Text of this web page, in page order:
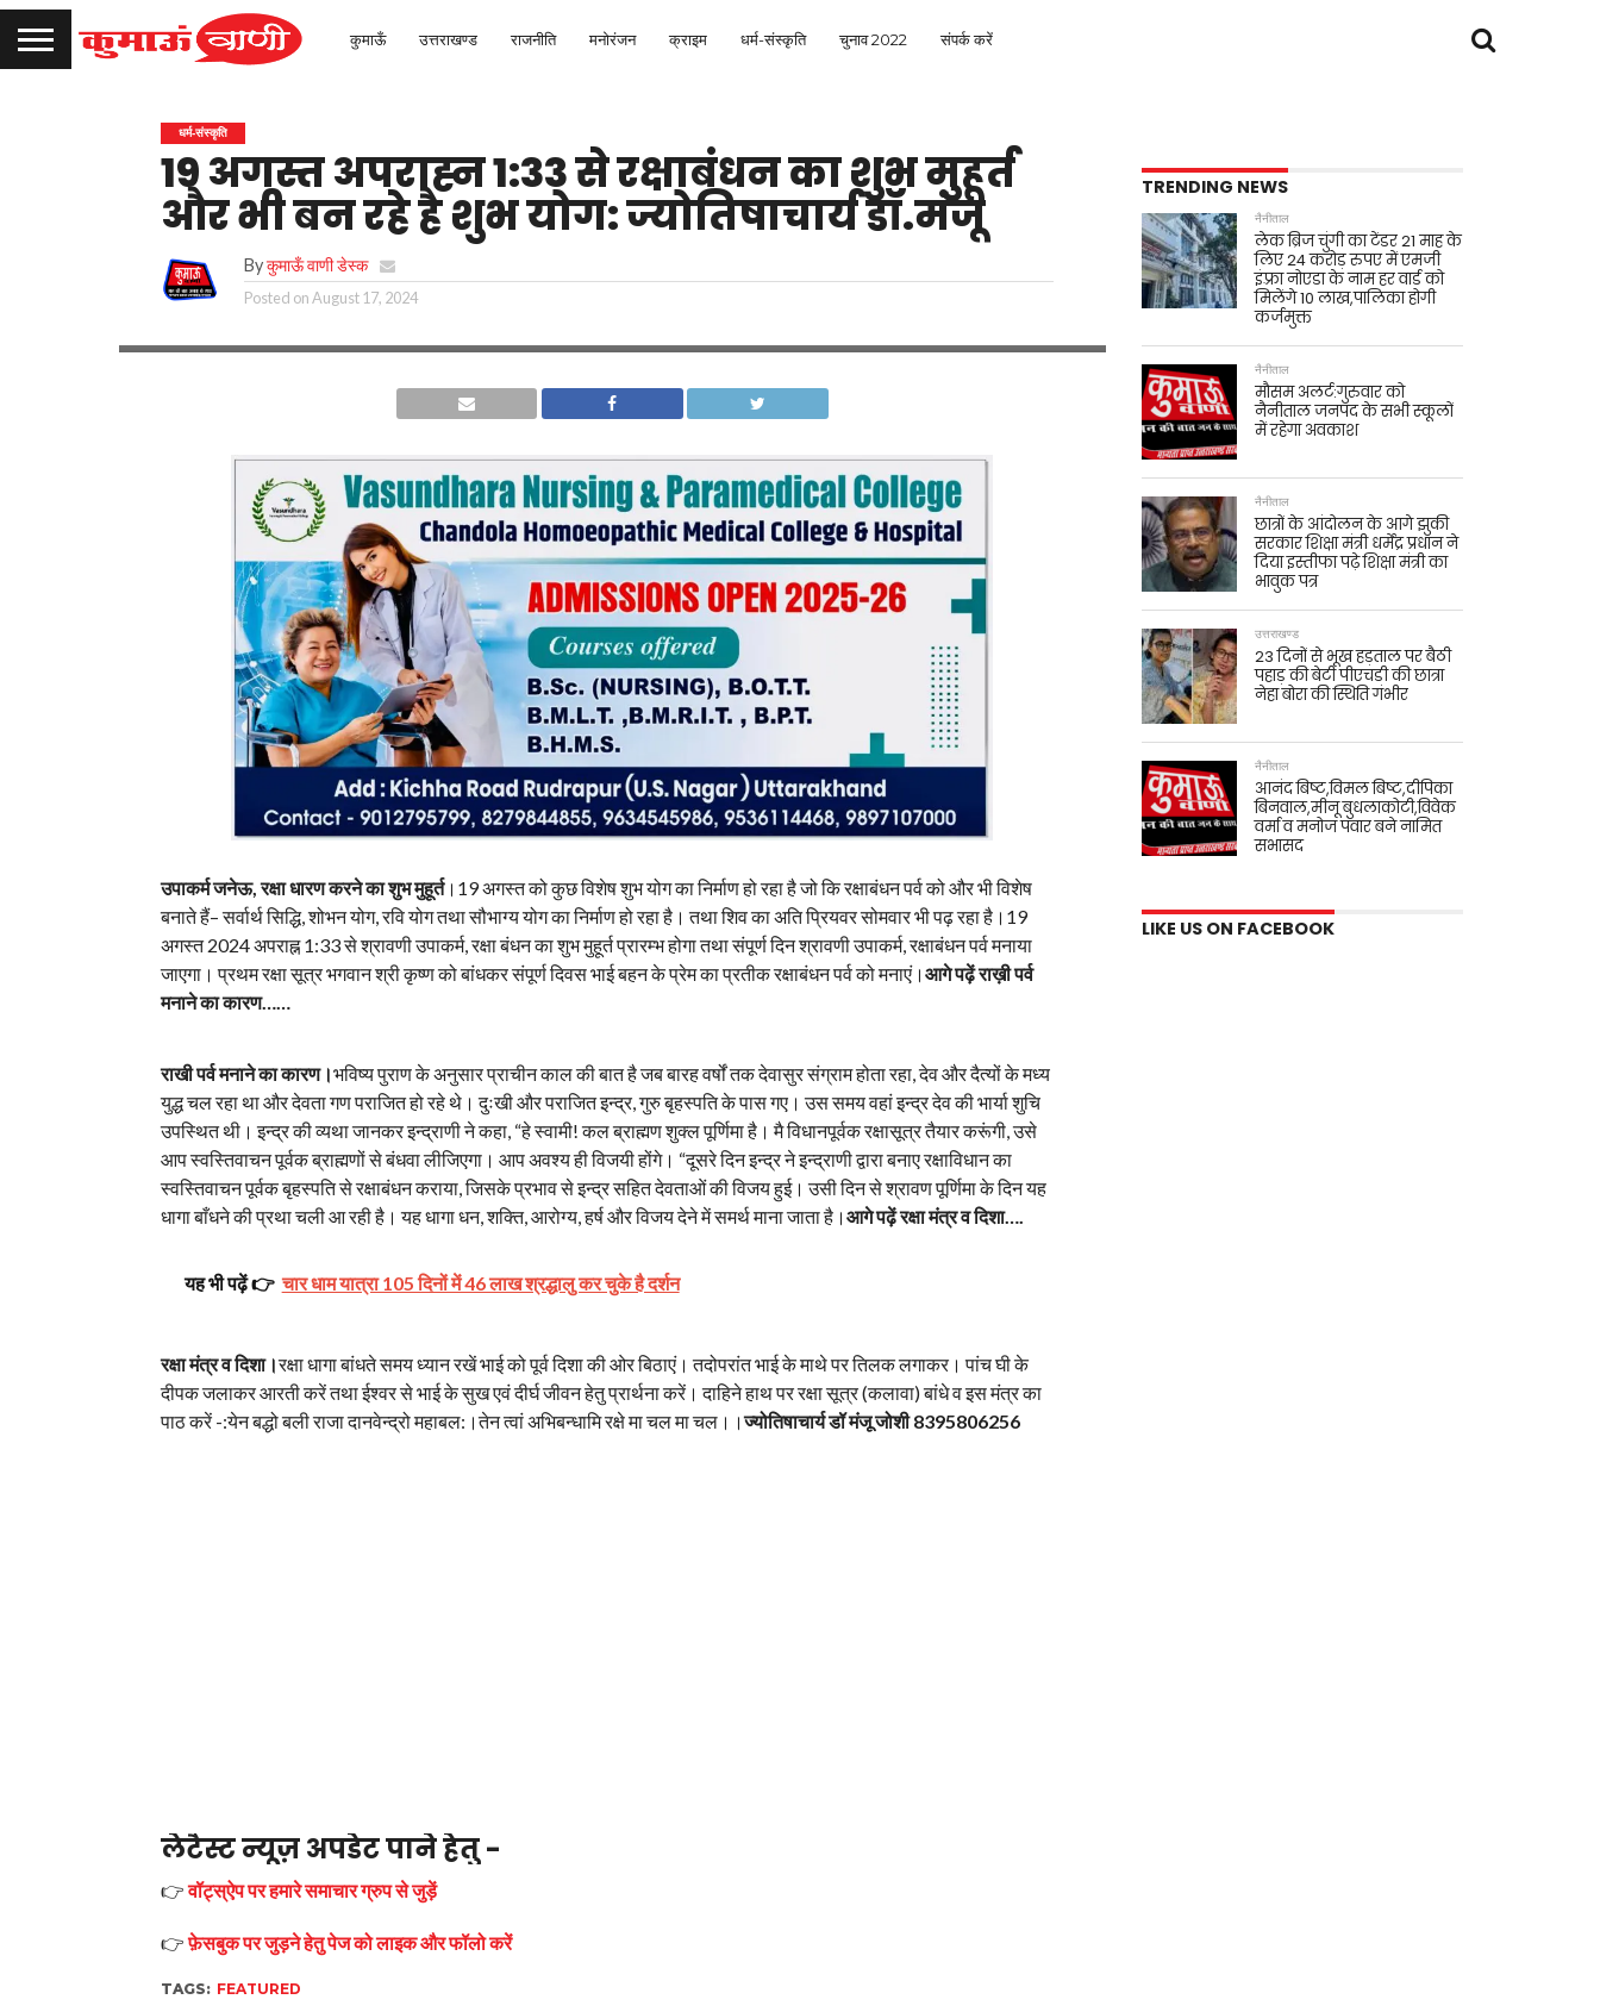
कुमाऊँ उत्तराखण्ड राजनीति मनोरंजन क्राइम धर्म-संस्कृति चुनाव 2022 संपर्क करें
धर्म-संस्कृति
19 अगस्त अपराह्न 1:33 से रक्षाबंधन का शुभ मुहूर्त
और भी बन रहे है शुभ योग: ज्योतिषाचार्य डॉ.मंजू
Byकुमाऊँ वाणी डेस्क
Posted onAugust 17, 2024
उपाकर्म जनेऊ, रक्षा धारण करने का शुभ मुहूर्त।19 अगस्त को कुछ विशेष शुभ योग का निर्माण हो रहा है जो कि रक्षाबंधन पर्व को और भी विशेष
बनाते हैं– सर्वार्थ सिद्धि, शोभन योग, रवि योग तथा सौभाग्य योग का निर्माण हो रहा है। तथा शिव का अति प्रियवर सोमवार भी पढ़ रहा है।19
अगस्त 2024 अपराह्न 1:33 से श्रावणी उपाकर्म, रक्षा बंधन का शुभ मुहूर्त प्रारम्भ होगा तथा संपूर्ण दिन श्रावणी उपाकर्म, रक्षाबंधन पर्व मनाया
जाएगा। प्रथम रक्षा सूत्र भगवान श्री कृष्ण को बांधकर संपूर्ण दिवस भाई बहन के प्रेम का प्रतीक रक्षाबंधन पर्व को मनाएं। आगे पढ़ें राख़ी पर्व
मनाने का कारण……
राखी पर्व मनाने का कारण।भविष्य पुराण के अनुसार प्राचीन काल की बात है जब बारह वर्षों तक देवासुर संग्राम होता रहा, देव और दैत्यों के मध्य
युद्ध चल रहा था और देवता गण पराजित हो रहे थे। दुःखी और पराजित इन्द्र, गुरु बृहस्पति के पास गए। उस समय वहां इन्द्र देव की भार्या शुचि
उपस्थित थी। इन्द्र की व्यथा जानकर इन्द्राणी ने कहा, “हे स्वामी! कल ब्राह्मण शुक्ल पूर्णिमा है। मै विधानपूर्वक रक्षासूत्र तैयार करूंगी, उसे
आप स्वस्तिवाचन पूर्वक ब्राह्मणों से बंधवा लीजिएगा। आप अवश्य ही विजयी होंगे। “दूसरे दिन इन्द्र ने इन्द्राणी द्वारा बनाए रक्षाविधान का
स्वस्तिवाचन पूर्वक बृहस्पति से रक्षाबंधन कराया, जिसके प्रभाव से इन्द्र सहित देवताओं की विजय हुई। उसी दिन से श्रावण पूर्णिमा के दिन यह
धागा बाँधने की प्रथा चली आ रही है। यह धागा धन, शक्ति, आरोग्य, हर्ष और विजय देने में समर्थ माना जाता है। आगे पढ़ें रक्षा मंत्र व दिशा….
यह भी पढ़ें 👉 चार धाम यात्रा 105 दिनों में 46 लाख श्रद्धालु कर चुके है दर्शन
रक्षा मंत्र व दिशा।रक्षा धागा बांधते समय ध्यान रखें भाई को पूर्व दिशा की ओर बिठाएं। तदोपरांत भाई के माथे पर तिलक लगाकर। पांच घी के
दीपक जलाकर आरती करें तथा ईश्वर से भाई के सुख एवं दीर्घ जीवन हेतु प्रार्थना करें। दाहिने हाथ पर रक्षा सूत्र (कलावा) बांधे व इस मंत्र का
पाठ करें -:येन बद्धो बली राजा दानवेन्द्रो महाबल:।तेन त्वां अभिबन्धामि रक्षे मा चल मा चल।।ज्योतिषाचार्य डॉ मंजू जोशी 8395806256
लेटैस्ट न्यूज़ अपडेट पाने हेतु -
👉वॉट्स्ऐप पर हमारे समाचार ग्रुप से जुड़ें
👉फ़ेसबुक पर जुड़ने हेतु पेज को लाइक और फॉलो करें
TAGS: FEATURED
TRENDING NEWS
नैनीताल
लेक ब्रिज चुंगी का टेंडर 21 माह के
लिए 24 करोड़ रुपए में एमजी
इंफ़्रा नोएडा के नाम हर वार्ड को
मिलेंगे 10 लाख,पालिका होगी
कर्जमुक्त
नैनीताल
मौसम अलर्ट:गुरुवार को
नैनीताल जनपद के सभी स्कूलों
में रहेगा अवकाश
नैनीताल
छात्रों के आंदोलन के आगे झुकी
सरकार शिक्षा मंत्री धर्मेंद्र प्रधान ने
दिया इस्तीफा पढ़े शिक्षा मंत्री का
भावुक पत्र
उत्तराखण्ड
23 दिनों से भूख हड़ताल पर बैठी
पहाड़ की बेटी पीएचडी की छात्रा
नेहा बोरा की स्थिति गंभीर
नैनीताल
आनंद बिष्ट,विमल बिष्ट,दीपिका
बिनवाल,मीनू बुधलाकोटी,विवेक
वर्मा व मनोज पंवार बने नामित
सभासद
LIKE US ON FACEBOOK